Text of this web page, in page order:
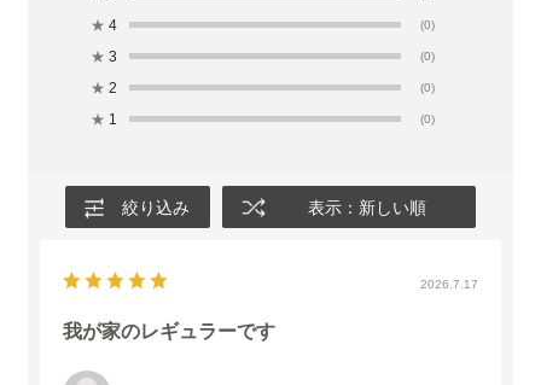
★ 4 (0)
★ 3 (0)
★ 2 (0)
★ 1 (0)
絞り込み 表示：新しい順
2026.7.17
我が家のレギュラーです